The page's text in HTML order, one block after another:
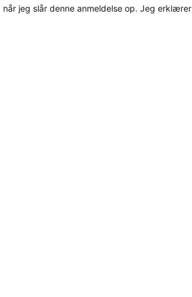
jeg slår denne anmeldelse op. Jeg erklærer